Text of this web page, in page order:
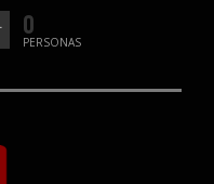
0
PERSONAS